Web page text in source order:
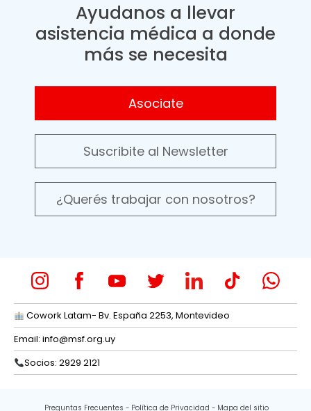
Ayudanos a llevar
asistencia médica a donde
más se necesita
Asociate
Suscribite al Newsletter
¿Querés trabajar con nosotros?
Cowork Latam- Bv. España 2253, Montevideo
Email: info@msf.org.uy
Socios: 2929 2121
Preguntas Frecuentes Política de Privacidad Mapa del sitio